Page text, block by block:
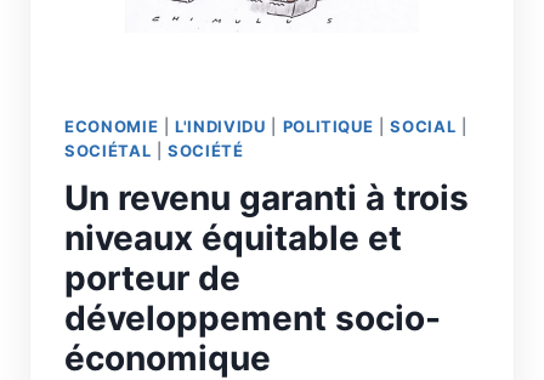
ECONOMIE |L'INDIVIDU POLITIQUE |SOCIAL
SOCIÉTAL |SOCIÉTÉ
Un revenu garanti à trois
niveaux équitable et
porteur de
développement socio-
économique